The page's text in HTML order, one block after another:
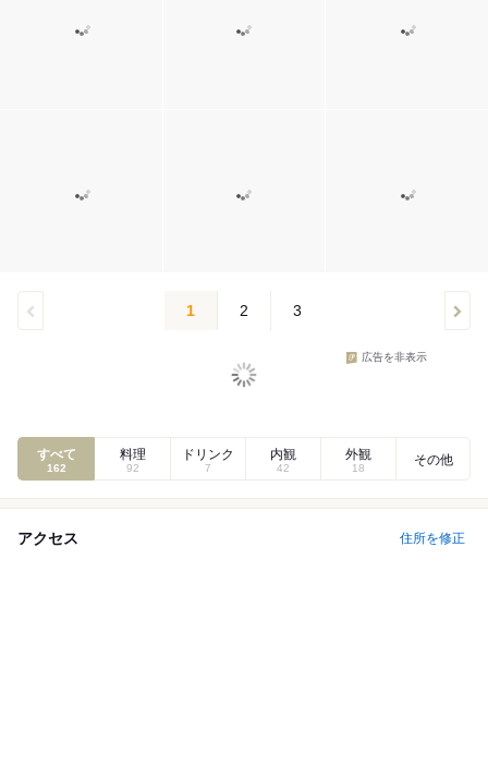
1 2 3
広告を非表示
すべて
162
料理
92
ドリンク
7
内観
42
外観
18
その他
アクセス 住所を修正